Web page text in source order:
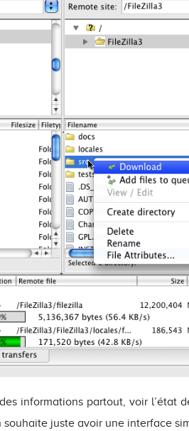
informations partout, voir l’état
juste avoir une interface